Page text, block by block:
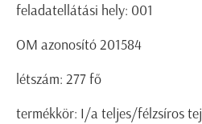
feladatellátási hely: 001
OM azonosító 201584
létszám: 277 fő
termékkör: I/a teljes/félzsíros tej